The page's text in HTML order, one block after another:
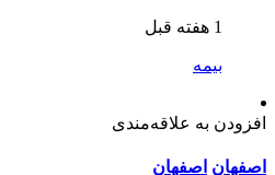
1 هفته قبل
بیمه
افزودن به علاقه‌مندی
اصفهان اصفهان